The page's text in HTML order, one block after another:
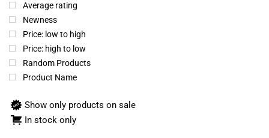
Average rating
Newness
Price: low to high
Price: high to low
Random Products
Product Name
Show only products on sale
In stock only